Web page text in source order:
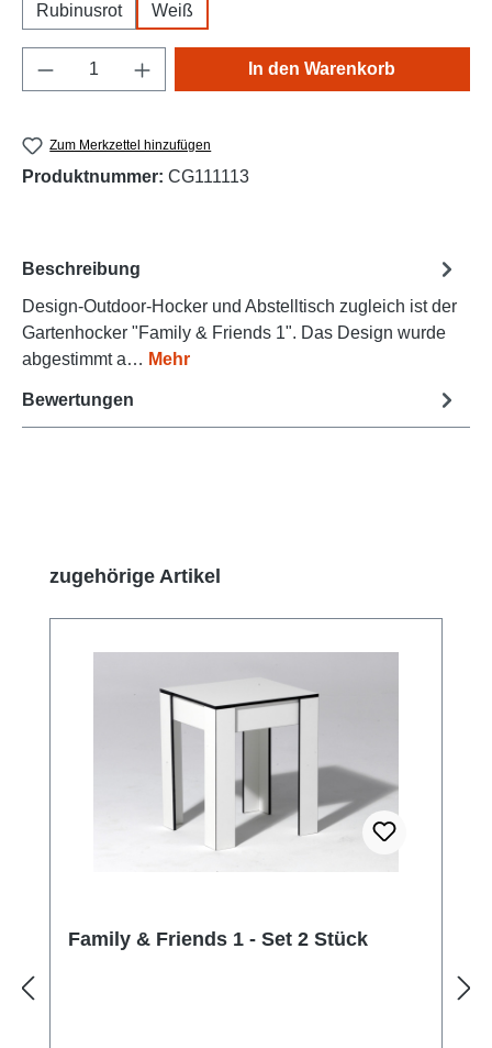
Rubinusrot
Weiß
Produkt Anzahl: Gib den gewünschten
In den Warenkorb
Zum Merkzettel hinzufügen
Produktnummer: CG111113
Beschreibung
Design-Outdoor-Hocker und Abstelltisch zugleich ist der
Gartenhocker "Family & Friends 1". Das Design wurde
abgestimmt a… Mehr
Bewertungen
Produktgalerie überspringen
zugehörige Artikel
Family & Friends 1 - Set 2 Stück